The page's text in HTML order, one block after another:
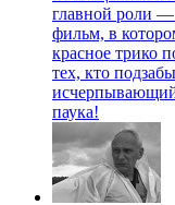
главной роли
фильм, в
красное трико
тех, кто
паука!